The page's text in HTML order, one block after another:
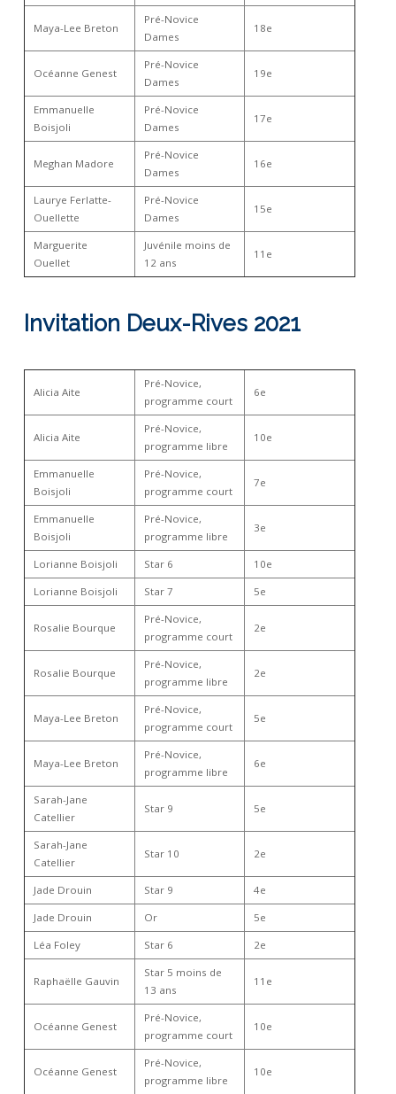
Maya-Lee Breton
Pré-Novice
Dames
18e
Océanne Genest
Pré-Novice
Dames
19e
Emmanuelle
Boisjoli
Pré-Novice
Dames
17e
Meghan Madore
Pré-Novice
Dames
16e
Laurye Ferlatte-
Ouellette
Pré-Novice
Dames
15e
Marguerite
Ouellet
Juvénile moins de
12 ans
11e
Invitation Deux-Rives 2021
Alicia Aite
Pré-Novice,
programme court
6e
Alicia Aite
Pré-Novice,
programme libre
10e
Emmanuelle
Boisjoli
Pré-Novice,
programme court
7e
Emmanuelle
Boisjoli
Pré-Novice,
programme libre
3e
Lorianne Boisjoli Star 6 10e
Lorianne Boisjoli Star 7 5e
Rosalie Bourque
Pré-Novice,
programme court
2e
Rosalie Bourque
Pré-Novice,
programme libre
2e
Maya-Lee Breton
Pré-Novice,
programme court
5e
Maya-Lee Breton
Pré-Novice,
programme libre
6e
Sarah-Jane
Catellier
Star 9 5e
Sarah-Jane
Catellier
Star 10 2e
Jade Drouin Star 9 4e
Jade Drouin Or 5e
Léa Foley Star 6 2e
Raphaëlle Gauvin
Star 5 moins de
13 ans
11e
Océanne Genest
Pré-Novice,
programme court
10e
Océanne Genest
Pré-Novice,
programme libre
10e